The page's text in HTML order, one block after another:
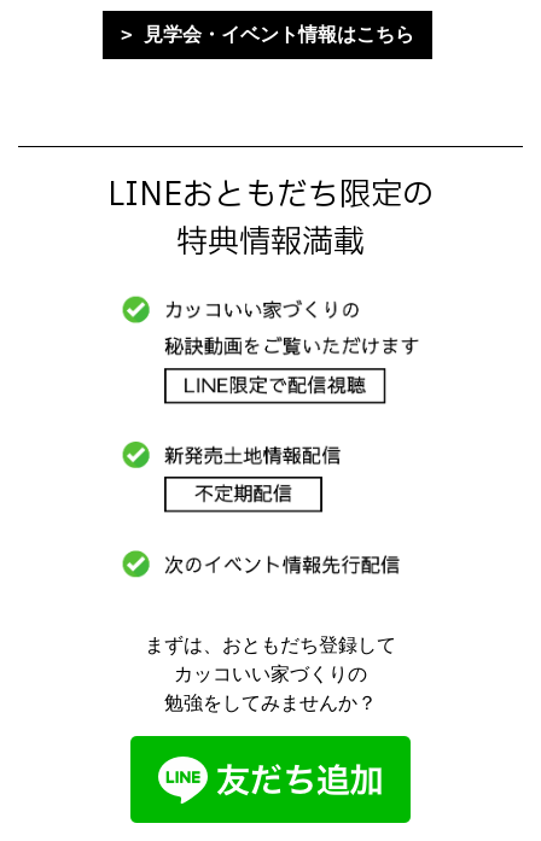
見学会・イベント情報はこちら
LINEおともだち限定の
特典情報満載
まずは、おともだち登録して
カッコいい家づくりの
勉強をしてみませんか？